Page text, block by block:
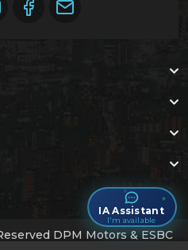
DPM Motors & ESBC
IA Assistant
I'm available